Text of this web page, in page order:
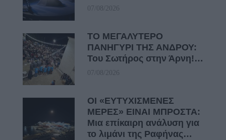
07/08/2026
ΤΟ ΜΕΓΑΛΥΤΕΡΟ
ΠΑΝΗΓΥΡΙ ΤΗΣ ΑΝΔΡΟΥ:
Του Σωτήρος στην Άρνη!…
07/08/2026
ΟΙ «ΕΥΤΥΧΙΣΜΕΝΕΣ
ΜΕΡΕΣ» ΕΙΝΑΙ ΜΠΡΟΣΤΑ:
Μια επίκαιρη ανάλυση για
το λιμάνι της Ραφήνας…